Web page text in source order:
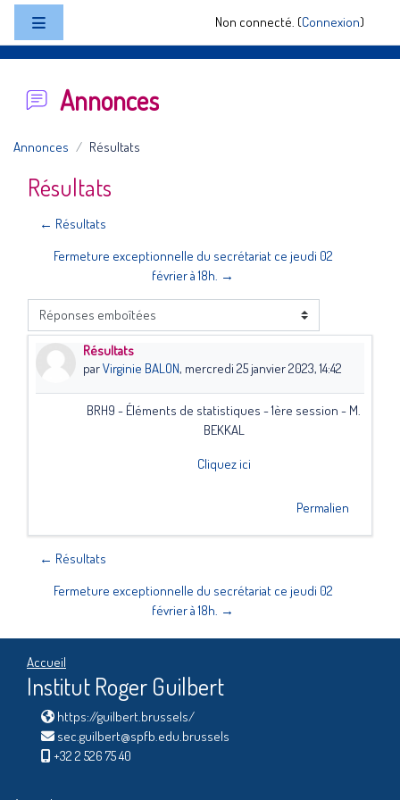
Passer au contenu principal
Panneau latéral
Non connecté. (Connexion)
Annonces
Annonces Résultats
Résultats
← Résultats
Fermeture exceptionnelle du secrétariat ce jeudi 02
février à 18h. →
Type d’affichage
Résultats
parVirginie BALON, mercredi 25 janvier 2023, 14:42
Nombre de réponses : 0
BRH9 - Éléments de statistiques - 1ère session - M.
BEKKAL
Cliquez ici
Permalien
← Résultats
Fermeture exceptionnelle du secrétariat ce jeudi 02
février à 18h. →
Accueil
Institut Roger Guilbert
https://guilbert.brussels/
sec.guilbert@spfb.edu.brussels
+32 2 526 75 40